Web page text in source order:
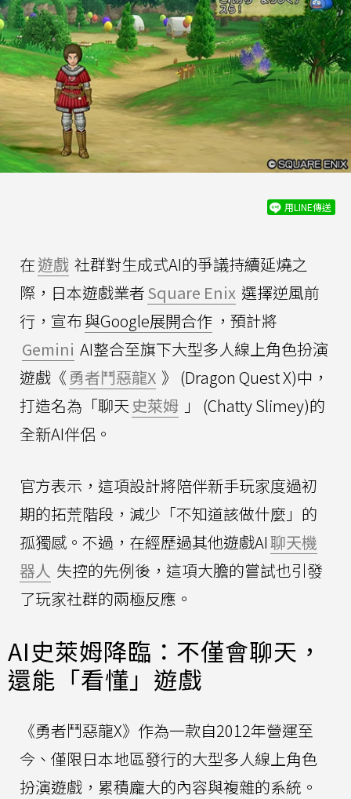
用LINE傳送
在遊戲 社群對生成式AI的爭議持續延燒之
際，日本遊戲業者Square Enix 選擇逆風前
行，宣布與Google展開合作 ，預計將
Gemini AI整合至旗下大型多人線上角色扮演
遊戲《 勇者鬥惡龍X 》 (Dragon Quest X)中，
打造名為「聊天 史萊姆 」 (Chatty Slimey)的
全新AI伴侶。
官方表示，這項設計將陪伴新手玩家度過初
期的拓荒階段，減少「不知道該做什麼」的
孤獨感。不過，在經歷過其他遊戲AI聊天機
器人 失控的先例後，這項大膽的嘗試也引發
了玩家社群的兩極反應。
AI史萊姆降臨：不僅會聊天，
還能「看懂」遊戲
《勇者鬥惡龍X》作為一款自2012年營運至
今、僅限日本地區發行的大型多人線上角色
扮演遊戲，累積龐大的內容與複雜的系統。